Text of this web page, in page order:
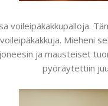
voileipäkakkupalloja.
Mieheni
ja mausteiset
pyöräytettiin